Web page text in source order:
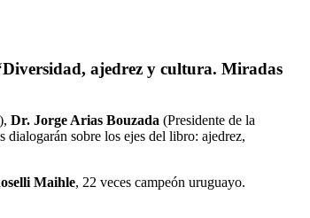
ajedrez y cultura. Miradas
Dr. Jorge Arias Bouzada (Presidente de la
sobre los ejes del libro: ajedrez,
Maihle, 22 veces campeón uruguayo.